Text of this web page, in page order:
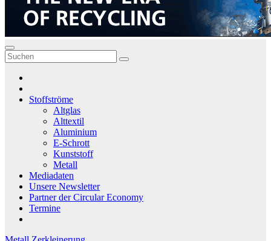
Stoffströme
Altglas
Alttextil
Aluminium
E-Schrott
Kunststoff
Metall
Mediadaten
Unsere Newsletter
Partner der Circular Economy
Termine